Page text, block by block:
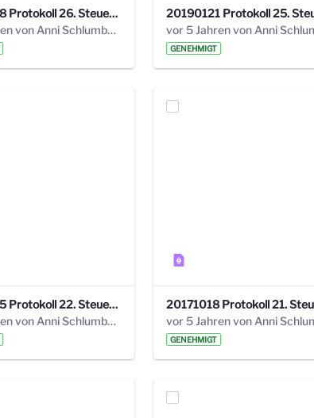
20190408 Protokoll 26. Steuerungskreis.pdf
vor 5 Jahren von Anni Schlumberger
GENEHMIGT
20180305 Protokoll 22. Steuerungskreis.pdf
vor 5 Jahren von Anni Schlumberger
GENEHMIGT